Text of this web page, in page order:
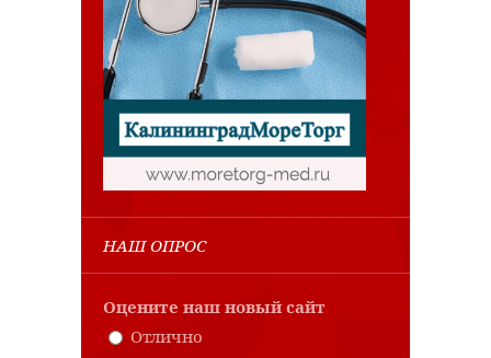
НАШ ОПРОС
Оцените наш новый сайт
Отлично